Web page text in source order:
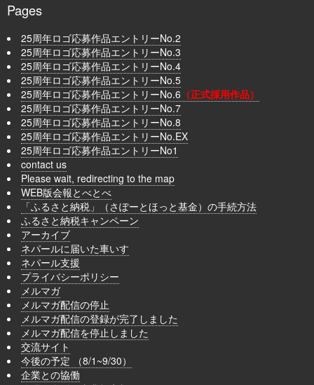
Pages
25周年ロゴ応募作品エントリーNo.2
25周年ロゴ応募作品エントリーNo.3
25周年ロゴ応募作品エントリーNo.4
25周年ロゴ応募作品エントリーNo.5
25周年ロゴ応募作品エントリーNo.6 （正式採用作品）
25周年ロゴ応募作品エントリーNo.7
25周年ロゴ応募作品エントリーNo.8
25周年ロゴ応募作品エントリーNo.EX
25周年ロゴ応募作品エントリーNo1
contact us
Please wait, redirecting to the map
WEB版会報とべとべ
「ふるさと納税」（さぽーとほっと基金）の手続方法
ふるさと納税キャンペーン
アーカイブ
ネパールに届いた車いす
ネパール支援
プライバシーポリシー
メルマガ
メルマガ配信の停止
メルマガ配信の登録が完了しました
メルマガ配信を停止しました
交流サイト
今後の予定 （8/1~9/30）
企業との協働